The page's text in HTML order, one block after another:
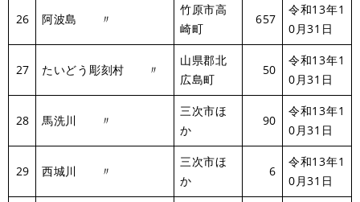
26 阿波島 〃
竹原市高
崎町
657
令和13年1
0月31日
27 たいどう彫刻村 〃
山県郡北
広島町
50
令和13年1
0月31日
28 馬洗川 〃
三次市ほ
か
90
令和13年1
0月31日
29 西城川 〃
三次市ほ
か
6
令和13年1
0月31日